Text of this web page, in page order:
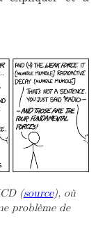
(source), où
problème de